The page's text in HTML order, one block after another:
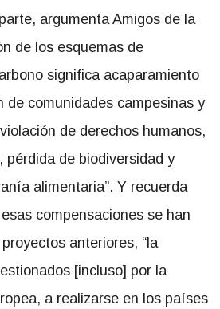
argumenta Amigos de la
de los esquemas de
significa acaparamiento
de comunidades campesinas y
de derechos humanos,
pérdida de biodiversidad y
alimentaria”. Y recuerda
compensaciones se han
anteriores, “la
[incluso] por la
a realizarse en los países